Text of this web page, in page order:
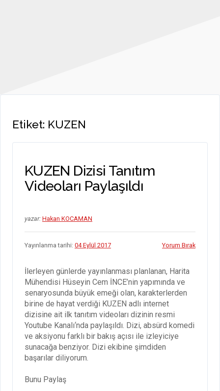
Etiket: KUZEN
KUZEN Dizisi Tanıtım
Videoları Paylaşıldı
yazar: Hakan KOCAMAN
Yayınlanma tarihi: 04 Eylül 2017 Yorum Bırak
İlerleyen günlerde yayınlanması planlanan, Harita
Mühendisi Hüseyin Cem İNCE’nin yapımında ve
senaryosunda büyük emeği olan, karakterlerden
birine de hayat verdiği KUZEN adlı internet
dizisine ait ilk tanıtım videoları dizinin resmi
Youtube Kanalı‘nda paylaşıldı. Dizi, absürd komedi
ve aksiyonu farklı bir bakış açısı ile izleyiciye
sunacağa benziyor. Dizi ekibine şimdiden
başarılar diliyorum.
Bunu Paylaş